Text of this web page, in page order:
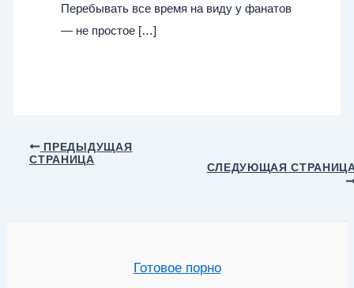
Перебывать все время на виду у фанатов
— не простое […]
Навигация
ПРЕДЫДУЩАЯ
СТРАНИЦА
СЛЕДУЮЩАЯ
Готовое порно